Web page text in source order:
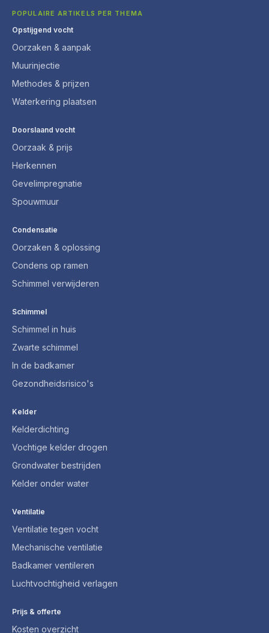
POPULAIRE ARTIKELS PER THEMA
Opstijgend vocht
Oorzaken & aanpak
Muurinjectie
Methodes & prijzen
Waterkering plaatsen
Doorslaand vocht
Oorzaak & prijs
Herkennen
Gevelimpregnatie
Spouwmuur
Condensatie
Oorzaken & oplossing
Condens op ramen
Schimmel verwijderen
Schimmel
Schimmel in huis
Zwarte schimmel
In de badkamer
Gezondheidsrisico's
Kelder
Kelderdichting
Vochtige kelder drogen
Grondwater bestrijden
Kelder onder water
Ventilatie
Ventilatie tegen vocht
Mechanische ventilatie
Badkamer ventileren
Luchtvochtigheid verlagen
Prijs & offerte
Kosten overzicht